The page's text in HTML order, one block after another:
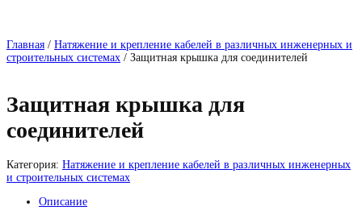
Главная / Натяжение и крепление кабелей в различных инженерных и
строительных системах / Защитная крышка для соединителей
Защитная крышка для
соединителей
Категория: Натяжение и крепление кабелей в различных инженерных
и строительных системах
Описание